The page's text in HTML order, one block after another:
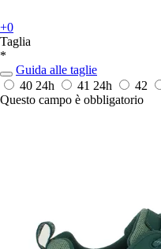
+0
Taglia
*
Guida alle taglie
40 24h 41 24h 42
Questo campo è obbligatorio